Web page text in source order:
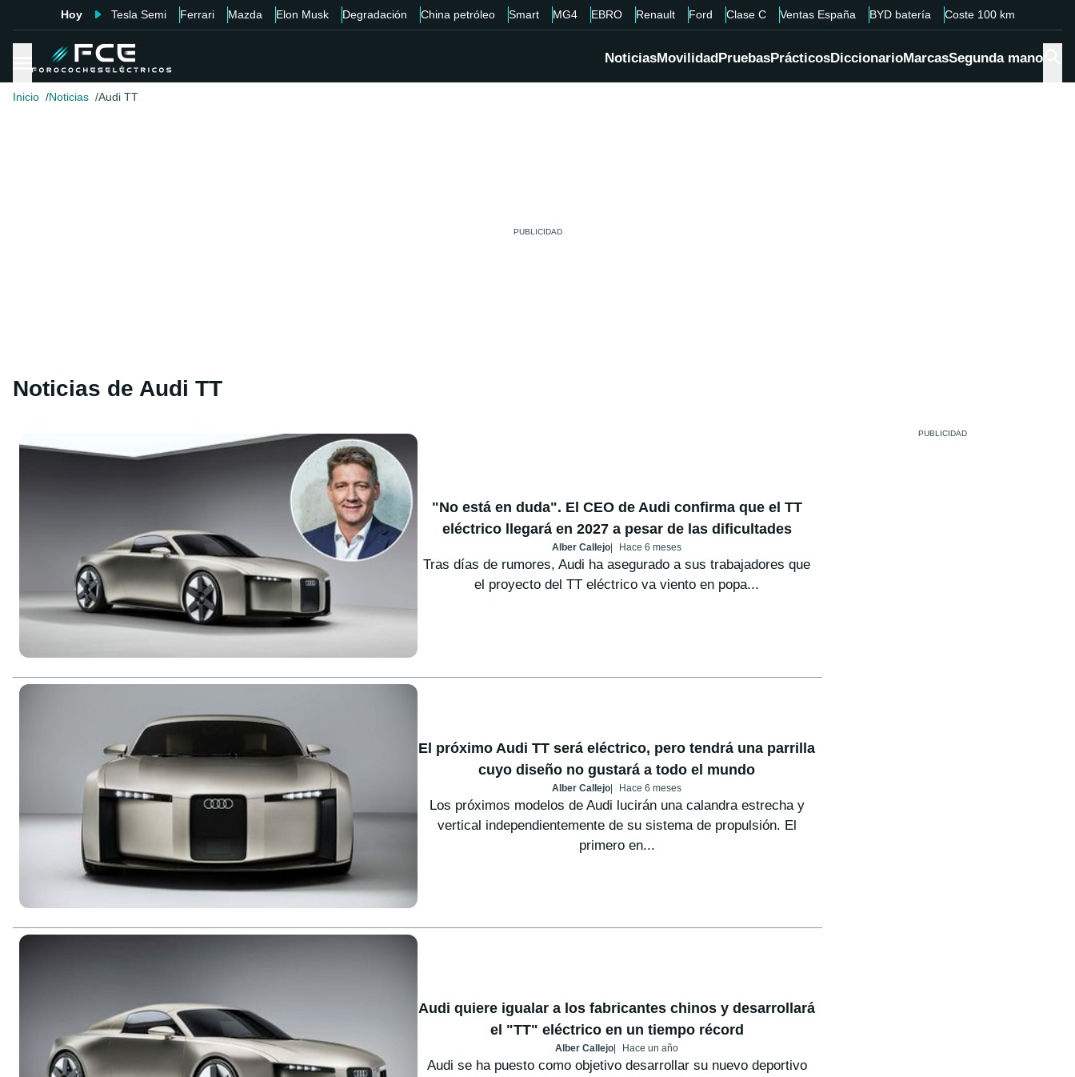
Hoy Tesla Semi Ferrari Mazda Elon Musk Degradación China petróleo Smart MG4 EBRO Renault Ford Clase C Ventas España BYD batería Coste 100 km
NoticiasMovilidadPruebasPrácticosDiccionarioMarcasSegunda mano
Inicio Noticias Audi TT
Noticias de Audi TT
"No está en duda". El CEO de Audi confirma que el TT
eléctrico llegará en 2027 a pesar de las dificultades
Alber Callejo Hace 6 meses
Tras días de rumores, Audi ha asegurado a sus trabajadores que
el proyecto del TT eléctrico va viento en popa...
El próximo Audi TT será eléctrico, pero tendrá una parrilla
cuyo diseño no gustará a todo el mundo
Alber Callejo Hace 6 meses
Los próximos modelos de Audi lucirán una calandra estrecha y
vertical independientemente de su sistema de propulsión. El
primero en...
Audi quiere igualar a los fabricantes chinos y desarrollará
el "TT" eléctrico en un tiempo récord
Alber Callejo Hace un año
Audi se ha puesto como objetivo desarrollar su nuevo deportivo